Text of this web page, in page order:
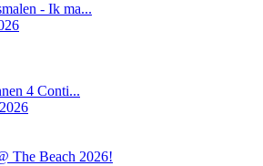
- Ik ma...
4 Conti...
The Beach 2026!